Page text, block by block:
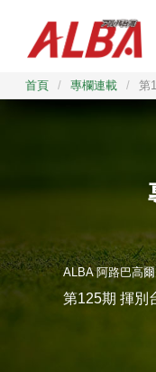
首頁 / 專欄連載 / 第
ALBA 阿路巴高
第125期 揮別